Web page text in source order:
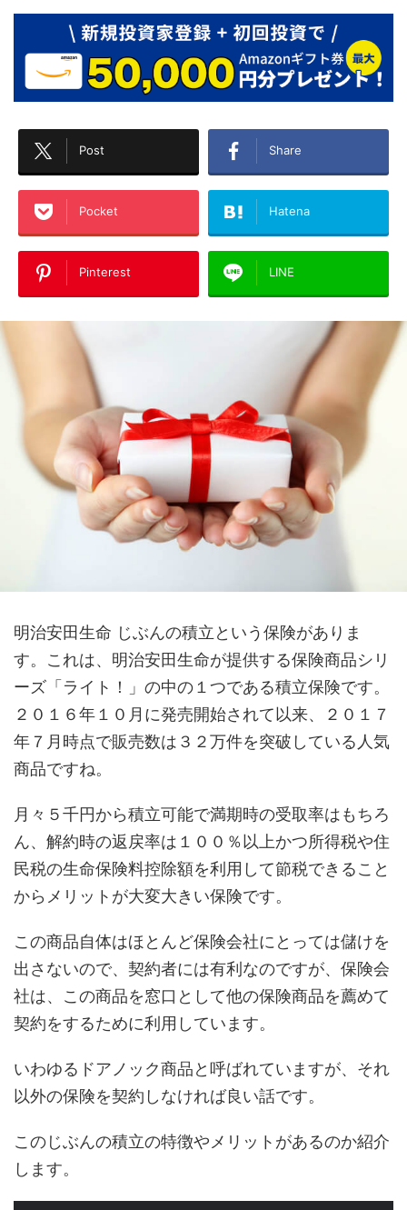
Post Share
Pocket Hatena
Pinterest LINE
明治安田生命 じぶんの積立という保険がありま
す。これは、明治安田生命が提供する保険商品シリ
ーズ「ライト！」の中の１つである積立保険です。
２０１６年１０月に発売開始されて以来、２０１７
年７月時点で販売数は３２万件を突破している人気
商品ですね。
月々５千円から積立可能で満期時の受取率はもちろ
ん、解約時の返戻率は１００％以上かつ所得税や住
民税の生命保険料控除額を利用して節税できること
からメリットが大変大きい保険です。
この商品自体はほとんど保険会社にとっては儲けを
出さないので、契約者には有利なのですが、保険会
社は、この商品を窓口として他の保険商品を薦めて
契約をするために利用しています。
いわゆるドアノック商品と呼ばれていますが、それ
以外の保険を契約しなければ良い話です。
このじぶんの積立の特徴やメリットがあるのか紹介
します。